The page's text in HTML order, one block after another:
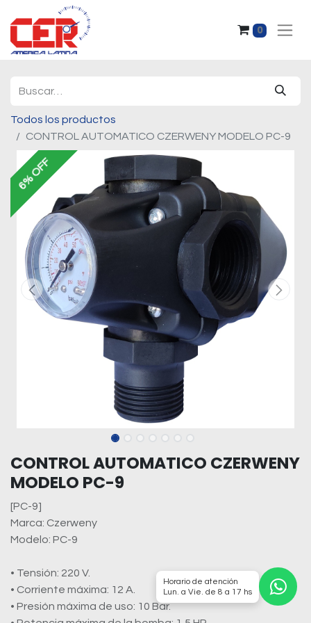
0
Todos los productos
CONTROL AUTOMATICO CZERWENY MODELO PC-9
6% OFF
CONTROL AUTOMATICO CZERWENY
MODELO PC-9
[PC-9]
Marca: Czerweny
Modelo: PC-9
• Tensión: 220 V.
• Corriente máxima: 12 A.
• Presión máxima de uso: 10 Bar.
Horario de atención
Lun. a Vie. de 8 a 17 hs